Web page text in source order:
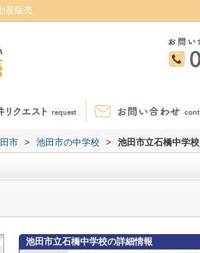
産販売
市 > 池田市の中学校 > 池田市立石橋中学校
池田市立石橋中学校の詳細情報